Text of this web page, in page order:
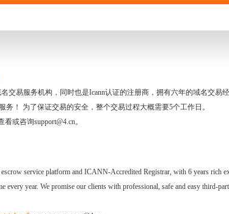
交易服务机构，同时也是Icann认证的注册商，拥有六年的域名交易
务！ 为了保证交易的安全，整个交易过程大概需要5个工作日。
看或咨询support@4.cn。
service platform and ICANN-Accredited Registrar, with 6 years rich
every year. We promise our clients with professional, safe and easy third-